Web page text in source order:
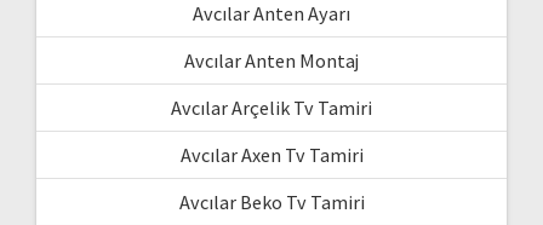
Avcılar Anten Ayarı
Avcılar Anten Montaj
Avcılar Arçelik Tv Tamiri
Avcılar Axen Tv Tamiri
Avcılar Beko Tv Tamiri